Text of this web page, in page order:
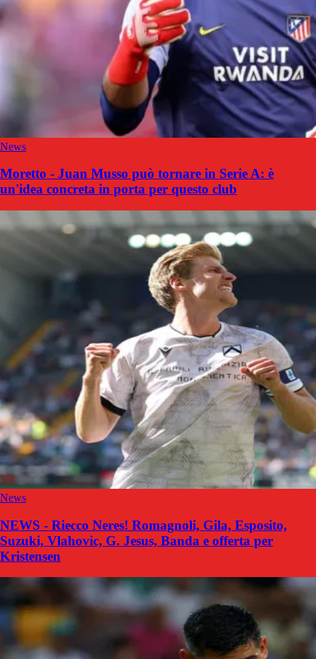
News
Moretto - Juan Musso può tornare in Serie A: è
un'idea concreta in porta per questo club
News
NEWS - Riecco Neres! Romagnoli, Gila, Esposito,
Suzuki, Vlahovic, G. Jesus, Banda e offerta per
Kristensen